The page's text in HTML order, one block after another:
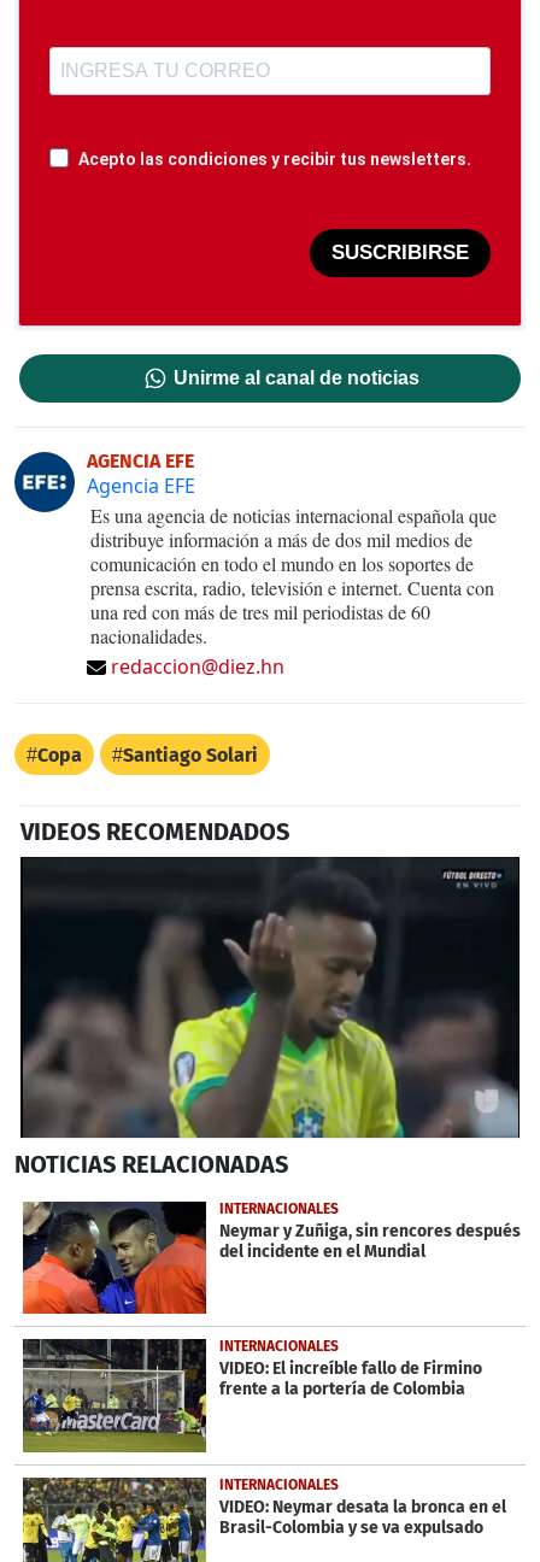
Acepto las condiciones y recibir tus newsletters.
SUSCRIBIRSE
Unirme al canal de noticias
AGENCIA EFE
Agencia EFE
Es una agencia de noticias internacional española que
distribuye información a más de dos mil medios de
comunicación en todo el mundo en los soportes de
prensa escrita, radio, televisión e internet. Cuenta con
una red con más de tres mil periodistas de 60
nacionalidades.
redaccion@diez.hn
Copa Santiago Solari
VIDEOS RECOMENDADOS
seconds
6
minutes,
5
seconds
NOTICIAS RELACIONADAS
INTERNACIONALES
Neymar y Zuñiga, sin rencores después
del incidente en el Mundial
INTERNACIONALES
VIDEO: El increíble fallo de Firmino
frente a la portería de Colombia
INTERNACIONALES
VIDEO: Neymar desata la bronca en el
Brasil-Colombia y se va expulsado